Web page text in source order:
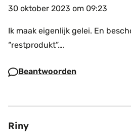
30 oktober 2023 om 09:23
Ik maak eigenlijk gelei. En
“restprodukt”….
Beantwoorden
Riny